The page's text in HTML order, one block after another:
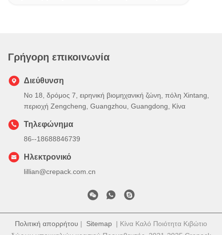
Γρήγορη επικοινωνία
Διεύθυνση
Νο 18, δρόμος 7, ειρηνική βιομηχανική ζώνη, πόλη Xintang,
περιοχή Zengcheng, Guangzhou, Guangdong, Κίνα
Τηλεφώνημα
86--18688846739
Ηλεκτρονικό
lillian@crepack.com.cn
Πολιτική απορρήτου | Sitemap | Κίνα Καλό Ποιότητα Κιβώτιο